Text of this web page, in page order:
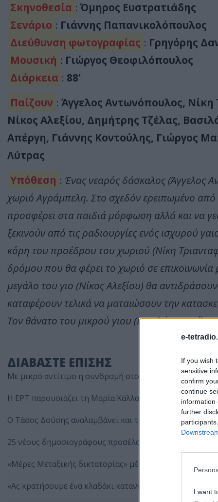
e-
If you wish
sensitive
confirm
continue
information
further
I want
Σκηνοθεσία :Όμηρος Ευστρατιάδης
Σενάριο : Γιάννης Παπανικολόπουλος
Διεύθυνση φωτογραφίας : Γρηγόρης
Μουσική : Γιώργος Θεοφιλόπουλος
Διάρκεια : 88'
Παίζουν : Άγγελος Αντωνόπουλος, Νίκη
Νίκος Αλεξίου, Δημήτρης Τζέλας,
Απέργη, Γιάννης Κοντούλης, Γιώργος
Λύτρας
Υπόθεση : Ένας νεαρός δάσκαλος (Άγγελος
χωριό Αγράμπελη. Στο σχεδόν ερειπωμένο
προσφέρει στα παιδιά μόρφωση αλλά και να
ξεκινούν από τις ραδιουργίες ενός ισχυρού
κόρη του προέδρου του χωριού (Νίκη
δρόμου που θα φέρει το χωριό σε
μεγάλο του γιο (Νίκος Αλεξίου) θα
καταφέρουν τελικά να ματαιώσουν την
Τον θάνατο του μικρού γιου (Βασιλάκης
ΔΙΑΒΑΣΤΕ ΕΠΙΣΗΣ
Με μικρό αντίτιμο η συνδρομή στο Σπορ FM TV
Η ΕΡΤ παρουσιάζει τη Μαρία Κάλλας ως «Μήδεια» στην
Ο Τάσος Δούσης αναλαμβάνει και τον «Πιο Αδύναμο
25 νέους δημοσιογράφους προσέλαβε το ΑΠΕ-ΜΠΕ
«Μέρες Μεταξικής δικτατορίας» μέσα από σπάνιο
«Ας κρατήσουμε ένα κλαδάκι κατανόησης για ένα νέο,